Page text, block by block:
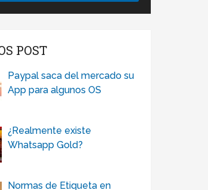
POST
Paypal saca del mercado su
App para algunos OS
¿Realmente existe
Whatsapp Gold?
Normas de Etiqueta en